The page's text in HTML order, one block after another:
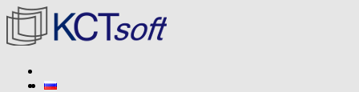
Перейти
содержимому
КСТ софт
Разработчик программы СуперОкна